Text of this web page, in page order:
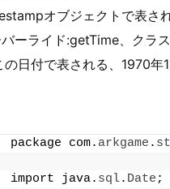
オブジェクトで表さ
ーライド:getTime、クラ
の日付で表される、1970年
package com. arkgame .
import java. sql. Date ;